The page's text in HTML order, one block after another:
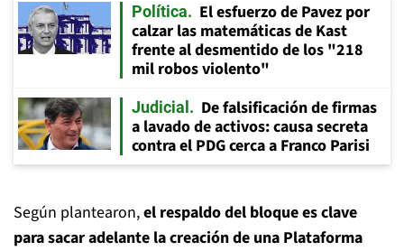
Política
El esfuerzo de Pavez por
calzar las matemáticas de Kast
frente al desmentido de los "218
mil robos violento"
Judicial
De falsificación de firmas
a lavado de activos: causa secreta
contra el PDG cerca a Franco Parisi
Según plantearon,el respaldo del bloque es clave
para sacar adelante la creación de una Plataforma